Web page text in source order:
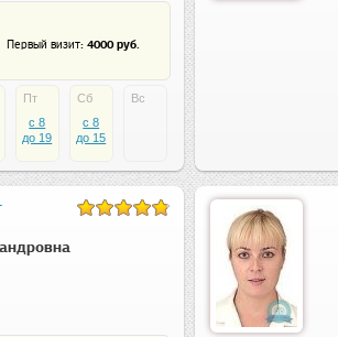
Первый визит: 4000 руб.
Пт
c 8
до 19
Сб
c 8
до 15
Вс